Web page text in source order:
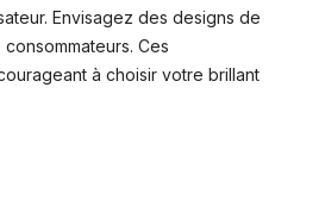
Envisagez des designs de
Ces
à choisir votre brillant